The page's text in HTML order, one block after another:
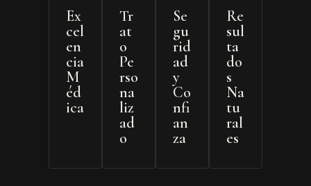
Ex
cel
en
cia
M
éd
ica
Tr
at
o
Pe
rso
na
liz
ad
o
Se
gu
rid
ad
y
Co
nfi
an
za
Re
sul
ta
do
s
Na
tu
ral
es